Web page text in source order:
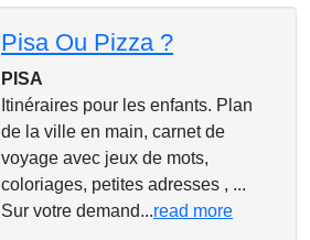
Pisa Ou Pizza ?
PISA
Itinéraires pour les enfants. Plan
de la ville en main, carnet de
voyage avec jeux de mots,
coloriages, petites adresses , ...
Sur votre demand...read more